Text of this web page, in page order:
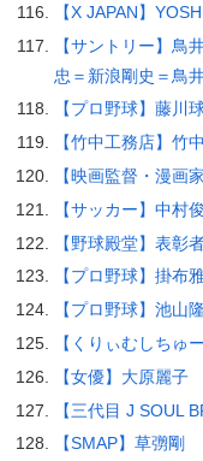
【X JAPAN】
【サントリー】鳥
忠＝新浪剛史＝鳥
【プロ野球】藤川
【竹中工務店】竹
【映画監督・漫画
【サッカー】中村
【野球殿堂】表彰
【プロ野球】掛布
【プロ野球】池山
【くりぃむしちゅ
【女優】大原麗子
【三代目 J SOUL
【SMAP】草彅剛